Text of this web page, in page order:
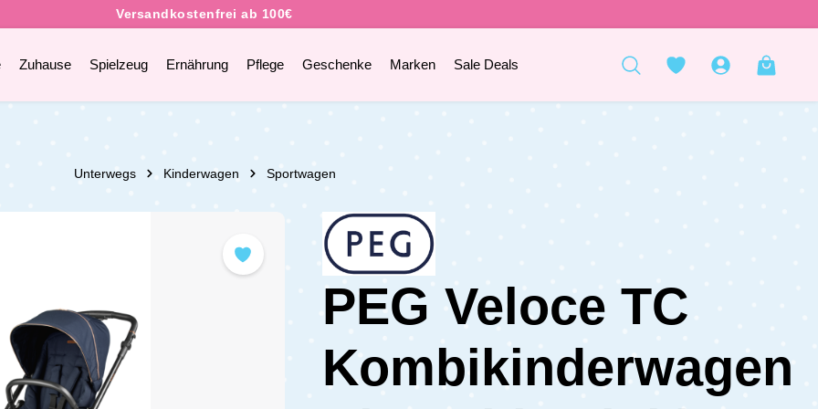
Zuhause Spielzeug Ernährung Pflege Geschenke Marken Sale Deals
Unterwegs Kinderwagen Sportwagen
PEG Veloce TC
Kombikinderwagen